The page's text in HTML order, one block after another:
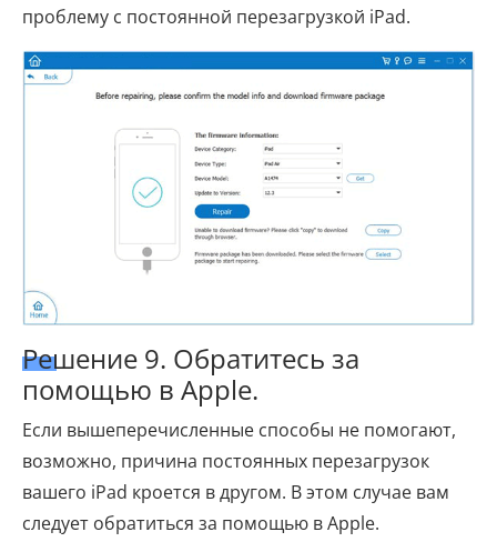
проблему с постоянной перезагрузкой iPad.
Решение 9. Обратитесь за
помощью в Apple.
Если вышеперечисленные способы не помогают,
возможно, причина постоянных перезагрузок
вашего iPad кроется в другом. В этом случае вам
следует обратиться за помощью в Apple.